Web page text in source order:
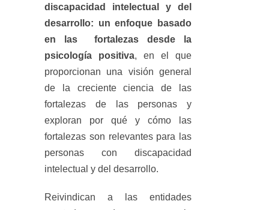
discapacidad intelectual y del
desarrollo: un enfoque basado
en las fortalezas desde la
psicología positiva, en el que
proporcionan una visión general
de la creciente ciencia de las
fortalezas de las personas y
exploran por qué y cómo las
fortalezas son relevantes para las
personas con discapacidad
intelectual y del desarrollo.
Reivindican a las entidades